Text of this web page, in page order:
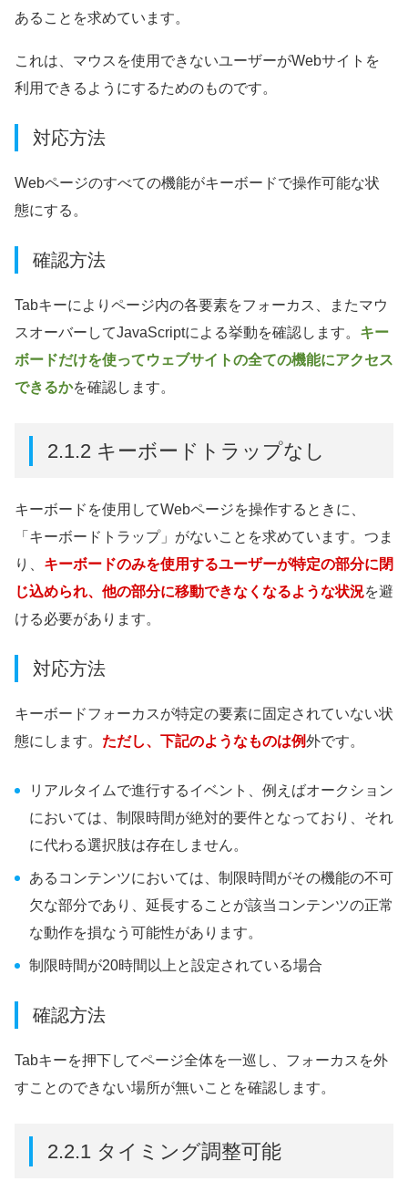
あることを求めています。
これは、マウスを使用できないユーザーがWebサイトを
利用できるようにするためのものです。
対応方法
Webページのすべての機能がキーボードで操作可能な状
態にする。
確認方法
Tabキーによりページ内の各要素をフォーカス、またマウ
スオーバーしてJavaScriptによる挙動を確認します。 キー
ボードだけを使ってウェブサイトの全ての機能にアクセス
できるかを確認します。
2.1.2 キーボードトラップなし
キーボードを使用してWebページを操作するときに、
「キーボードトラップ」がないことを求めています。つま
り、 キーボードのみを使用するユーザーが特定の部分に閉
じ込められ、他の部分に移動できなくなるような状況を避
ける必要があります。
対応方法
キーボードフォーカスが特定の要素に固定されていない状
態にします。 ただし、下記のようなものは例外です。
リアルタイムで進行するイベント、例えばオークション
においては、制限時間が絶対的要件となっており、それ
に代わる選択肢は存在しません。
あるコンテンツにおいては、制限時間がその機能の不可
欠な部分であり、延長することが該当コンテンツの正常
な動作を損なう可能性があります。
制限時間が20時間以上と設定されている場合
確認方法
Tabキーを押下してページ全体を一巡し、フォーカスを外
すことのできない場所が無いことを確認します。
2.2.1 タイミング調整可能